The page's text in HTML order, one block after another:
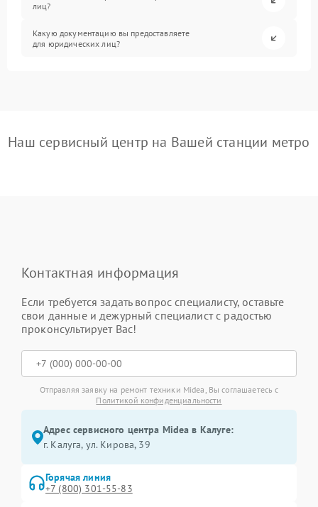
лиц?
Какую документацию вы предоставляете
для юридических лиц?
Наш сервисный центр на Вашей станции метро
Контактная информация
Если требуется задать вопрос специалисту, оставьте
свои данные и дежурный специалист с радостью
проконсультирует Вас!
Отправляя заявку на ремонт техники Midea, Вы соглашаетесь с
Политикой конфиденциальности
Адрес сервисного центра Midea в Калуге:
г. Калуга, ул. Кирова, 39
Горячая линия
+7 (800) 301-55-83